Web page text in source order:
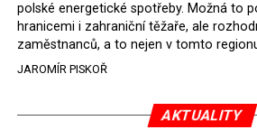
polské energetické spotřeby. Možná to
hranicemi i zahraniční těžaře, ale
zaměstnanců, a to nejen v tomto
JAROMÍR PISKOŘ
AKTUALITY